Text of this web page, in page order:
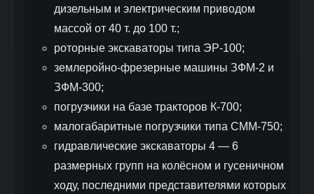
дизельным и электрическим приводом
массой от 40 т. до 100 т.;
роторные экскаваторы типа ЭР-100;
землеройно-фрезерные машины ЗФМ-2 и
ЗФМ-300;
погрузчики на базе тракторов К-700;
малогабаритные погрузчики типа СММ-750;
гидравлические экскаваторы 4 — 6
размерных групп на колёсном и гусеничном
ходу, последними представителями которых